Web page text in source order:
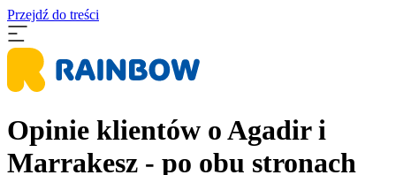
Przejdź do treści
Opinie klientów o Agadir i
Marrakesz - po obu stronach